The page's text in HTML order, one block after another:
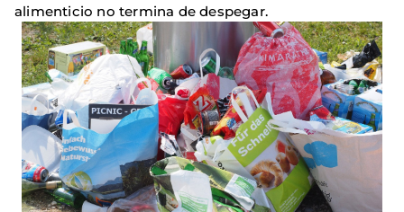
alimenticio no termina de despegar.